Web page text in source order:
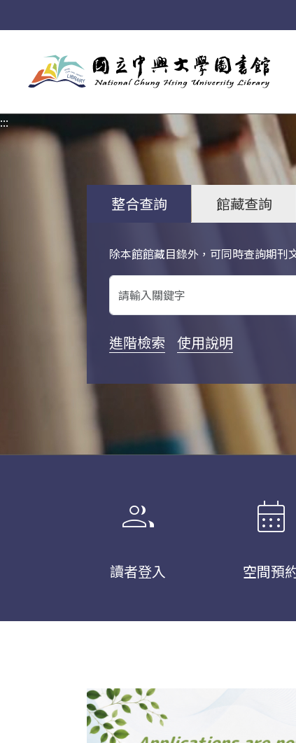
:::
整合查詢 館藏查詢
除本館館藏目錄外，可同時查詢期刊
關鍵字搜尋
進階檢索 使用說明
group
讀者登入
calendar_month
空間預